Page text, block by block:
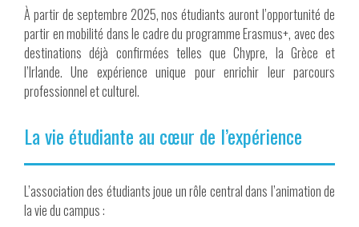
À partir de septembre 2025, nos étudiants auront l’opportunité de
partir en mobilité dans le cadre du programme Erasmus+, avec des
destinations déjà confirmées telles que Chypre, la Grèce et
l’Irlande. Une expérience unique pour enrichir leur parcours
professionnel et culturel.
La vie étudiante au cœur de l’expérience
L’association des étudiants joue un rôle central dans l’animation de
la vie du campus :